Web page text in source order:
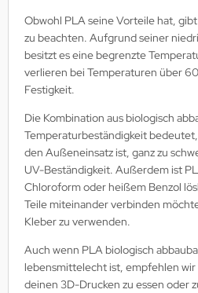
Obwohl PLA seine Vorteile hat,
zu beachten. Aufgrund seiner
besitzt es eine begrenzte
verlieren bei Temperaturen über
Festigkeit.
Die Kombination aus biologisch
Temperaturbeständigkeit
den Außeneinsatz ist, ganz zu
UV-Beständigkeit. Außerdem ist
Chloroform oder heißem Benzol
Teile miteinander verbinden
Kleber zu verwenden.
Auch wenn PLA biologisch
lebensmittelecht ist, empfehlen
deinen 3D-Drucken zu essen oder